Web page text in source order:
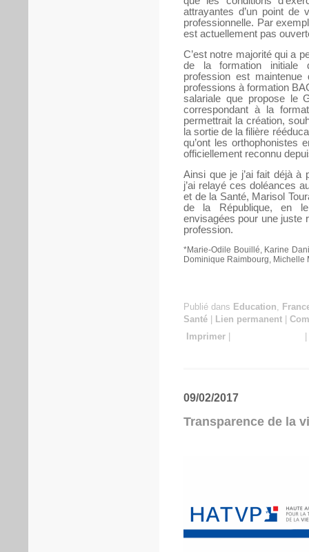
attrayantes d’un point de
professionnelle. Par
est actuellement pas
C’est notre majorité qui a
de la formation initiale
profession est
professions à formation
salariale que propose le
correspondant à la
permettrait la création,
la sortie de la filière
qu’ont les orthophonistes
officiellement reconnu
Ainsi que je j’ai fait déjà à
j’ai relayé ces doléances
et de la Santé, Marisol
de la République, en
envisagées pour une juste
profession.
*Marie-Odile Bouillé, Karine
Dominique Raimbourg, Michelle
Publié dans Education,
Santé
Lien permanent
Imprimer
09/02/2017
Transparence de la